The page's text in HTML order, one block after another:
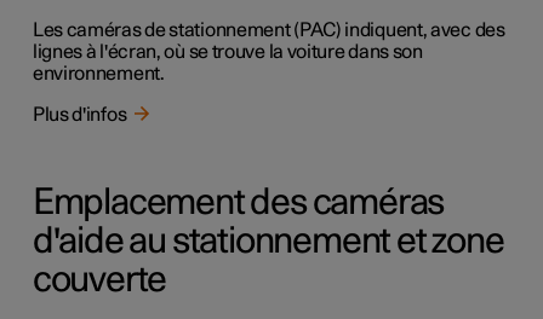
Les caméras de stationnement (PAC) indiquent, avec des
lignes à l'écran, où se trouve la voiture dans son
environnement.
Plus d'infos
Emplacement des caméras
d'aide au stationnement et zone
couverte